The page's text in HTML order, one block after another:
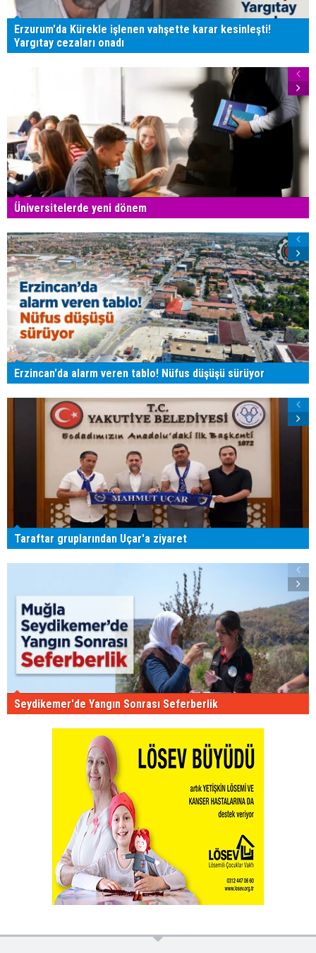
Erzurum'da Kürekle işlenen vahşette karar kesinleşti!
Yargıtay cezaları onadı
Üniversitelerde yeni dönem
Erzincan'da alarm veren tablo! Nüfus düşüşü sürüyor
Taraftar gruplarından Uçar'a ziyaret
Seydikemer'de Yangın Sonrası Seferberlik